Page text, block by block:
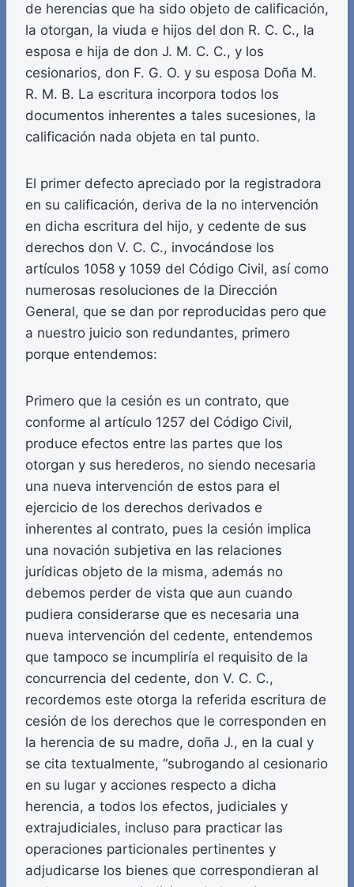
de herencias que ha sido objeto de calificación,
la otorgan, la viuda e hijos del don R. C. C., la
esposa e hija de don J. M. C. C., y los
cesionarios, don F. G. O. y su esposa Doña M.
R. M. B. La escritura incorpora todos los
documentos inherentes a tales sucesiones, la
calificación nada objeta en tal punto.
El primer defecto apreciado por la registradora
en su calificación, deriva de la no intervención
en dicha escritura del hijo, y cedente de sus
derechos don V. C. C., invocándose los
artículos 1058 y 1059 del Código Civil, así como
numerosas resoluciones de la Dirección
General, que se dan por reproducidas pero que
a nuestro juicio son redundantes, primero
porque entendemos:
Primero que la cesión es un contrato, que
conforme al artículo 1257 del Código Civil,
produce efectos entre las partes que los
otorgan y sus herederos, no siendo necesaria
una nueva intervención de estos para el
ejercicio de los derechos derivados e
inherentes al contrato, pues la cesión implica
una novación subjetiva en las relaciones
jurídicas objeto de la misma, además no
debemos perder de vista que aun cuando
pudiera considerarse que es necesaria una
nueva intervención del cedente, entendemos
que tampoco se incumpliría el requisito de la
concurrencia del cedente, don V. C. C.,
recordemos este otorga la referida escritura de
cesión de los derechos que le corresponden en
la herencia de su madre, doña J., en la cual y
se cita textualmente, “subrogando al cesionario
en su lugar y acciones respecto a dicha
herencia, a todos los efectos, judiciales y
extrajudiciales, incluso para practicar las
operaciones particionales pertinentes y
adjudicarse los bienes que correspondieran al